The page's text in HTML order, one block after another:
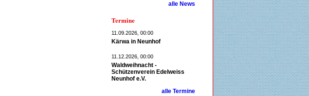
alle News
Termine
11.09.2026, 00:00
Kärwa in Neunhof
11.12.2026, 00:00
Waldweihnacht -
Schützenverein Edelweiss
Neunhof e.V.
alle Termine